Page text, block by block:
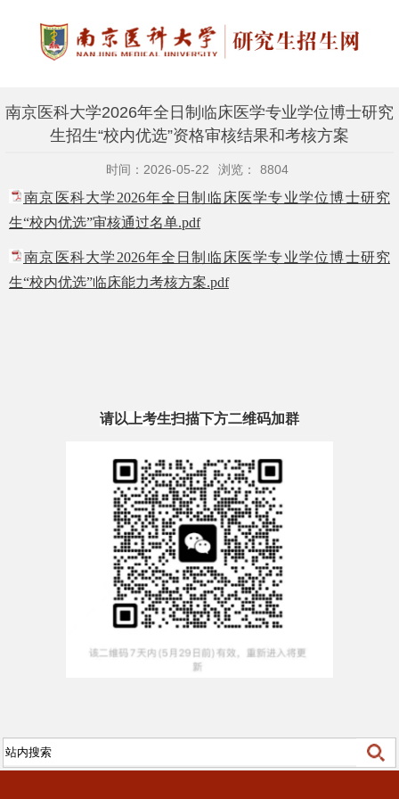
南京医科大学2026年全日制临床医学专业学位博士研究
生招生“校内优选”资格审核结果和考核方案
时间：2026-05-22 浏览： 8804
南京医科大学2026年全日制临床医学专业学位博士研究
生“校内优选”审核通过名单.pdf
南京医科大学2026年全日制临床医学专业学位博士研究
生“校内优选”临床能力考核方案.pdf
请以上考生扫描下方二维码加群